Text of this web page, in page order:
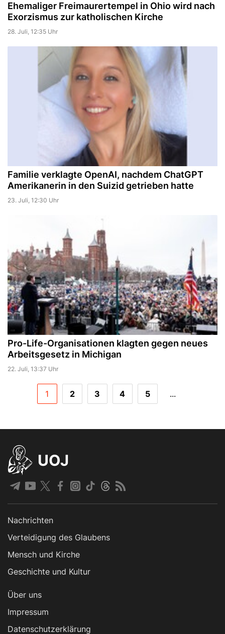
Ehemaliger Freimaurertempel in Ohio wird nach
Exorzismus zur katholischen Kirche
28. Juli, 12:35 Uhr
Familie verklagte OpenAI, nachdem ChatGPT
Amerikanerin in den Suizid getrieben hatte
23. Juli, 12:30 Uhr
Pro-Life-Organisationen klagten gegen neues
Arbeitsgesetz in Michigan
22. Juli, 13:37 Uhr
1 2 3 4 5 ...
UOJ
Nachrichten
Verteidigung des Glaubens
Mensch und Kirche
Geschichte und Kultur
Über uns
Impressum
Datenschutzerklärung